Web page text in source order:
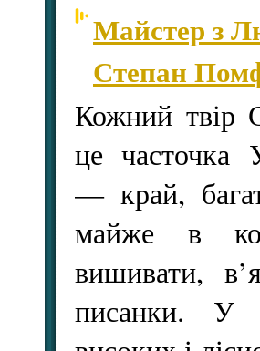
Майстер з
Степан
Кожний твір
це часточка
— край,
майже в
вишивати,
писанки. У